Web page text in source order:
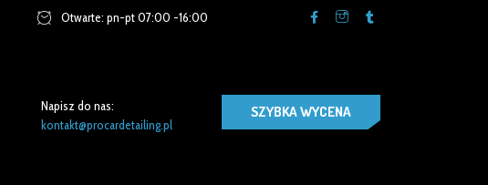
Otwarte: pn-pt 07:00 -16:00
Napisz do nas:
kontakt@procardetailing.pl
SZYBKA WYCENA